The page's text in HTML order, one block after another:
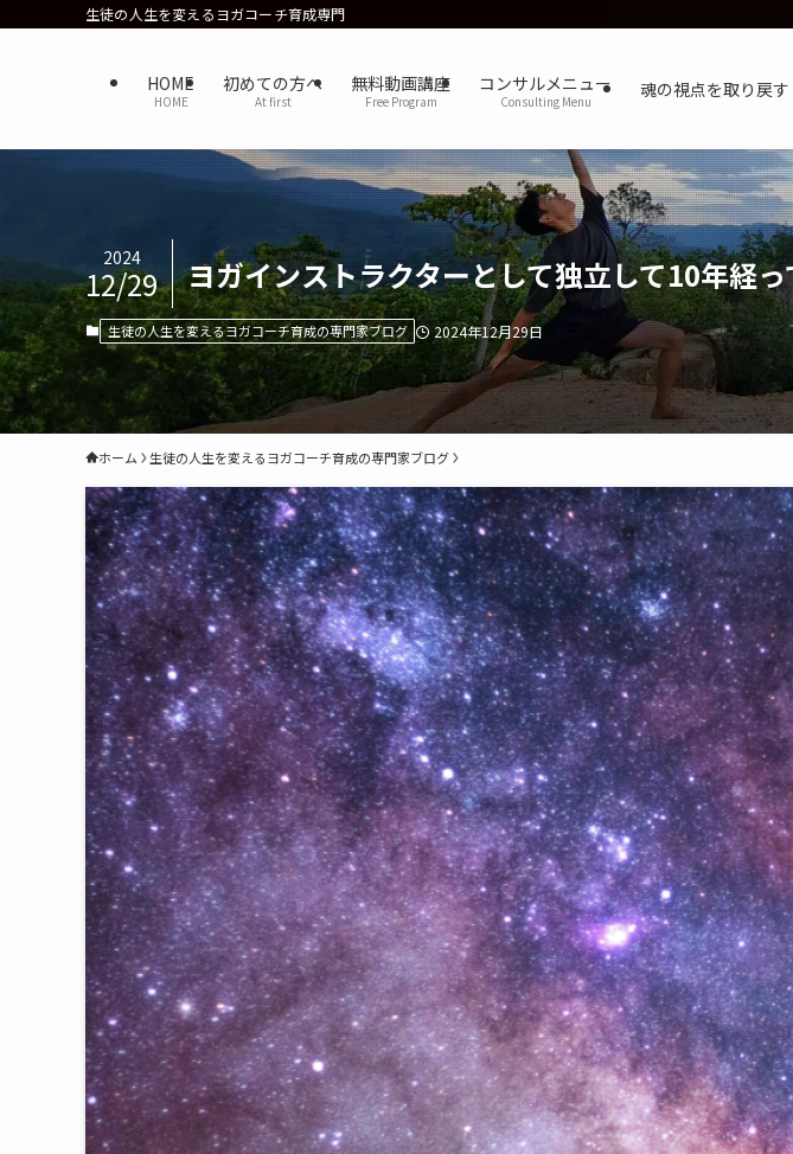
生徒の人生を変えるヨガコーチ育成専門
HOME
HOME
初めての方へ
At first
無料動画講座
Free Program
コンサルメニュー
Consulting Menu
魂の視点を取り戻
ヨガインストラクターとして独立して10年経
2024
12/29
生徒の人生を変えるヨガコーチ育成の専門家ブログ 2024年12月29日
ホーム 生徒の人生を変えるヨガコーチ育成の専門家ブログ